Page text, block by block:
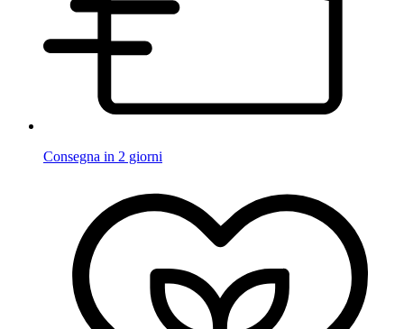
Consegna in 2 giorni